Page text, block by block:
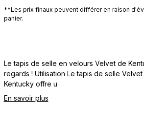
**Les prix finaux peuvent différer en raison
panier.
Le tapis de selle en velours Velvet de
regards ! Utilisation Le tapis de selle
Kentucky offre u
En savoir plus